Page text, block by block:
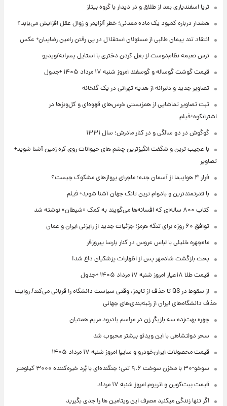
ثریا اسفندیاری بعد از طلاق و در دیدار با گروه بیتلز
هشدار درباره کمبود یک ماده معدنی؛ خطر آلزایمر و زوال عقل افزایش می‌یابد؟
انتقاد تند پیمان طالبی از مسئولان استقلال در پی رفتن رامین رضاییان+ عکس
ترس نعیمه نظام‌دوست از بغل کردن دختری با استایل پسرانه/ویدیو
قیمت گوشت گوساله و گوسفند امروز شنبه ۱۷ مرداد ۱۴۰۵ +جدول
تصاویر جدید و دلبرانه از هدیه تهرانی در یک گلخانه
ثبت تصاویر تماشایی از همزیستی خرس‌های قهوه‌ای و کل‌وبزها در
اشترانکوه+فیلم
گوگوش در دو سالگی و در کنار مادرش؛ سال ۱۳۳۱
با عجیب ترین و شگفت انگیزترین چشم های حیوانات روی کره زمین آشنا شوید+
تصاویر
فرار ۴ هواپیما از آسمان جده؛ ماجرای پروازهای مشکوک چیست؟
با قدرتمندترین و بادوام ترین تانک جهان آشنا شوید+ فیلم
کتاب ۸۰۰ ساله‌ای که افسانه‌ها می‌گویند به کمک «شیطان» نوشته شد
توافق ۶۰ روزه برای تنگه هرمز؛ جزئیات جدید از رایزنی ایران و عمان
ماه‌چهره خلیلی با لباس عروس در کنار پارسا پیروزفر
بحث بازگشت شادمهر پس از اظهارات پزشکیان داغ شد!
قیمت طلا ۱۸عیار امروز شنبه ۱۷ مرداد ۱۴۰۵ +جدول
از سقوط در QS تا حذف از تایمز، وقتی سیاست دانشگاه را قربانی می‌کند/ روایت
حذف دانشگاه‌های ایران از رتبه‌بندی‌های جهانی
چهره بهت‌زده سه بازیگر زن در مراسم یادبود مریم همتیان
سحر دولتشاهی با این ویدئو بیشتر محبوب شد
قیمت محصولات ایران‌خودرو و سایپا امروز شنبه ۱۷ مرداد ۱۴۰۵
سوخو-۳۰ با مخزن سوخت ۹.۶ تنی؛ جنگنده‌ای با بُرد خیره‌کننده ۳۰۰۰ کیلومتر
قیمت بیت‌کوین و اتریوم امروز شنبه ۱۷ مرداد
اگر تنها زندگی میکنید مصرف این ویتامین ها را جدی بگیرید